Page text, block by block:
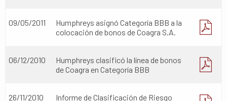
09/05/2011
Humphreys asignó Categoría BBB a la
colocación de bonos de Coagra S.A.
06/12/2010
Humphreys clasificó la línea de bonos
de Coagra en Categoría BBB
26/11/2010
Informe de Clasificación de Riesgo